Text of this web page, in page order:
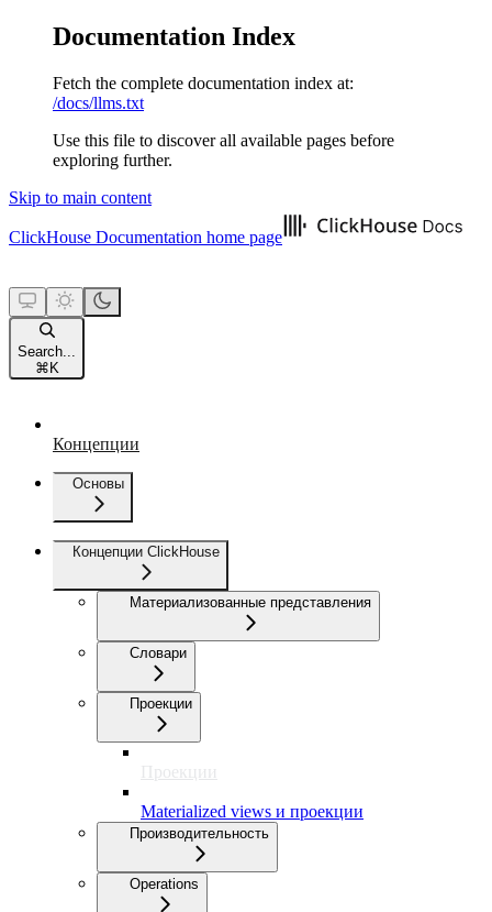
Documentation Index
Fetch the complete documentation index at:
/docs/llms.txt
Use this file to discover all available pages before
exploring further.
Skip to main content
ClickHouse Documentation home page
Search...
⌘ K
Концепции
Основы
Концепции ClickHouse
Материализованные представления
Словари
Проекции
Проекции
Materialized views и проекции
Производительность
Operations